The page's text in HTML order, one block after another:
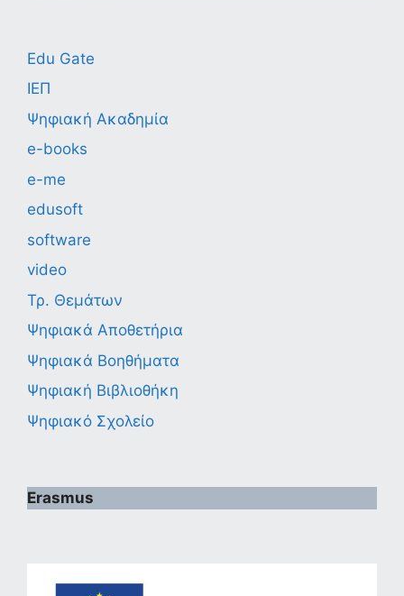
Edu Gate
ΙΕΠ
Ψηφιακή Ακαδημία
e-books
e-me
edusoft
software
video
Τρ. Θεμάτων
Ψηφιακά Αποθετήρια
Ψηφιακά Βοηθήματα
Ψηφιακή Βιβλιοθήκη
Ψηφιακό Σχολείο
Erasmus